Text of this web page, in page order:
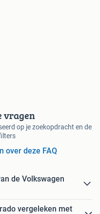
vragen
op je zoekopdracht en de
over deze FAQ
de Volkswagen
vergeleken met